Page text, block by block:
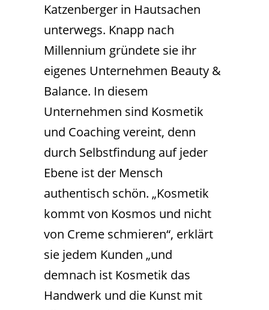
Katzenberger in Hautsachen
unterwegs. Knapp nach
Millennium gründete sie ihr
eigenes Unternehmen Beauty &
Balance. In diesem
Unternehmen sind Kosmetik
und Coaching vereint, denn
durch Selbstfindung auf jeder
Ebene ist der Mensch
authentisch schön. „Kosmetik
kommt von Kosmos und nicht
von Creme schmieren“, erklärt
sie jedem Kunden „und
demnach ist Kosmetik das
Handwerk und die Kunst mit